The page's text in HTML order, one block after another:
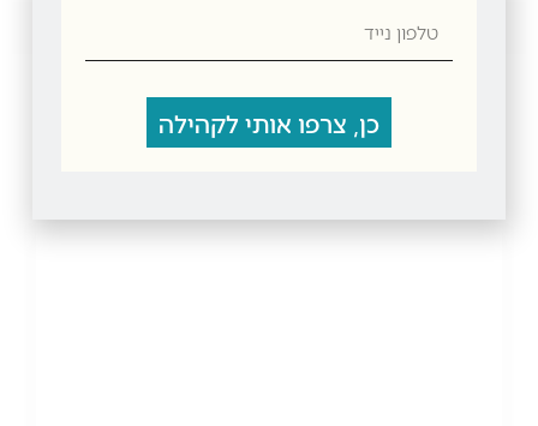
מוצרים קשורים
נייד
כן, צרפו אותי לקהילה